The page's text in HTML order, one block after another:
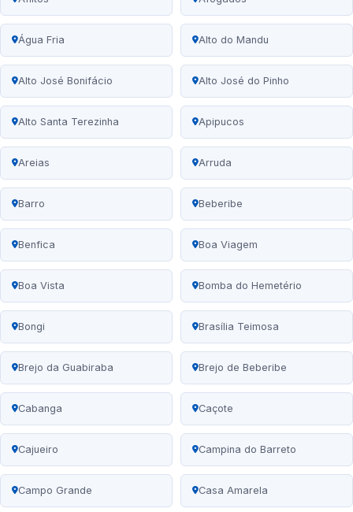
Água Fria Alto do Mandu
Alto José Bonifácio Alto José do Pinho
Alto Santa Terezinha Apipucos
Areias Arruda
Barro Beberibe
Benfica Boa Viagem
Boa Vista Bomba do Hemetério
Bongi Brasília Teimosa
Brejo da Guabiraba Brejo de Beberibe
Cabanga Caçote
Cajueiro Campina do Barreto
Campo Grande Casa Amarela